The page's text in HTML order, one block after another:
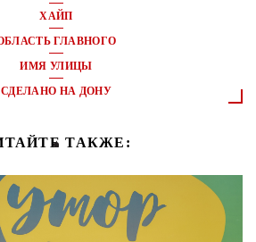
ХАЙП
ГЛАВНОГО
ИМЯ УЛИЦЫ
СДЕЛАНО НА ДОНУ
ТАКЖЕ: